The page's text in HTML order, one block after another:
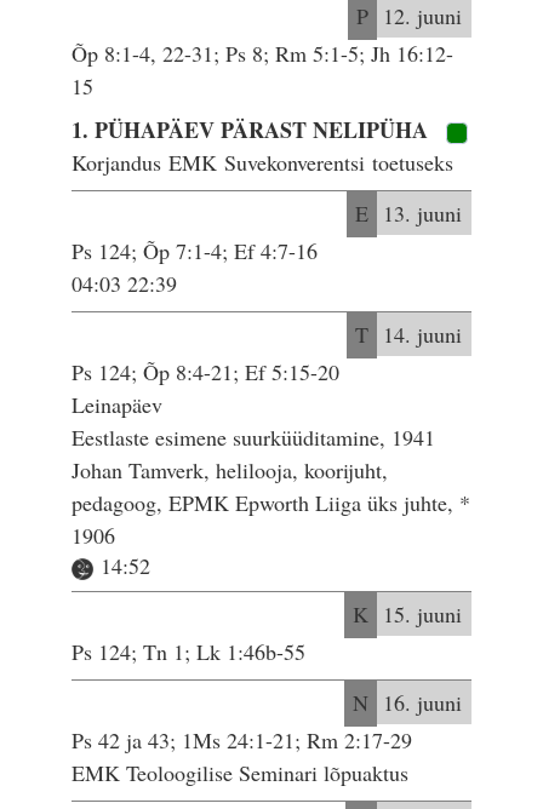
P 12. juuni
Õp 8:1-4, 22-31; Ps 8; Rm 5:1-5; Jh 16:12-
15
1. PÜHAPÄEV PÄRAST NELIPÜHA
Korjandus EMK Suvekonverentsi toetuseks
E 13. juuni
Ps 124; Õp 7:1-4; Ef 4:7-16
04:03 22:39
T 14. juuni
Ps 124; Õp 8:4-21; Ef 5:15-20
Leinapäev
Eestlaste esimene suurküüditamine, 1941
Johan Tamverk, helilooja, koorijuht,
pedagoog, EPMK Epworth Liiga üks juhte, *
1906
14:52
K 15. juuni
Ps 124; Tn 1; Lk 1:46b-55
N
16. juuni
Ps 42 ja 43; 1Ms 24:1-21; Rm 2:17-29
EMK Teoloogilise Seminari lõpuaktus